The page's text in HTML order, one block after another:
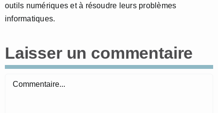
outils numériques et à résoudre leurs problèmes
informatiques.
Laisser un commentaire
Commentaire